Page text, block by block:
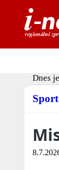
Dnes je
Sport